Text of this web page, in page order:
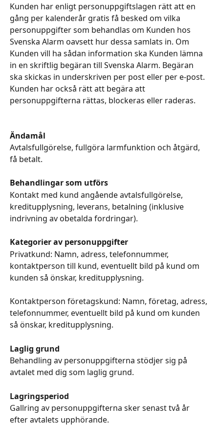
Kunden har enligt personuppgiftslagen rätt att en
gång per kalenderår gratis få besked om vilka
personuppgifter som behandlas om Kunden hos
Svenska Alarm oavsett hur dessa samlats in. Om
Kunden vill ha sådan information ska Kunden lämna
in en skriftlig begäran till Svenska Alarm. Begäran
ska skickas in underskriven per post eller per e-post.
Kunden har också rätt att begära att
personuppgifterna rättas, blockeras eller raderas.
Ändamål
Avtalsfullgörelse, fullgöra larmfunktion och åtgärd,
få betalt.
Behandlingar som utförs
Kontakt med kund angående avtalsfullgörelse,
kreditupplysning, leverans, betalning (inklusive
indrivning av obetalda fordringar).
Kategorier av personuppgifter
Privatkund: Namn, adress, telefonnummer,
kontaktperson till kund, eventuellt bild på kund om
kunden så önskar, kreditupplysning.
Kontaktperson företagskund: Namn, företag, adress,
telefonnummer, eventuellt bild på kund om kunden
så önskar, kreditupplysning.
Laglig grund
Behandling av personuppgifterna stödjer sig på
avtalet med dig som laglig grund.
Lagringsperiod
Gallring av personuppgifterna sker senast två år
efter avtalets upphörande.